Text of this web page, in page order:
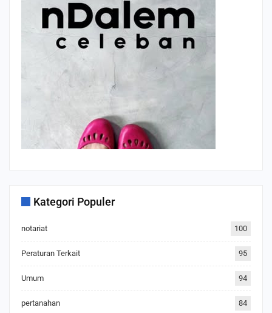
Kategori Populer
notariat 100
Peraturan Terkait 95
Umum 94
pertanahan 84